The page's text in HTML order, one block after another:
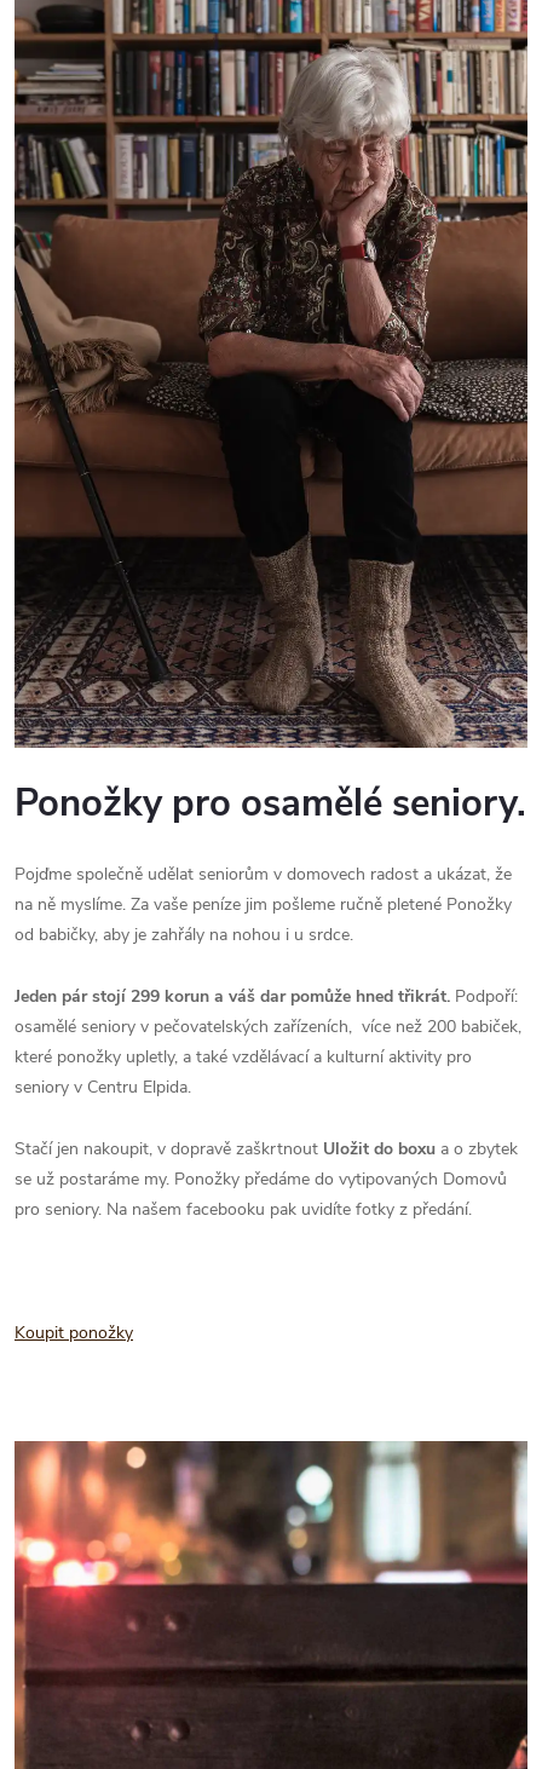
Ponožky pro osamělé seniory.
Pojďme společně udělat seniorům v domovech radost a ukázat, že
na ně myslíme. Za vaše peníze jim pošleme ručně pletené Ponožky
od babičky, aby je zahřály na nohou i u srdce.
Jeden pár stojí 299 korun a váš dar pomůže hned třikrát. Podpoří:
osamělé seniory v pečovatelských zařízeních, více než 200 babiček,
které ponožky upletly, a také vzdělávací a kulturní aktivity pro
seniory v Centru Elpida.
Stačí jen nakoupit, v dopravě zaškrtnout Uložit do boxu a o zbytek
se už postaráme my. Ponožky předáme do vytipovaných Domovů
pro seniory. Na našem facebooku pak uvidíte fotky z předání.
Koupit ponožky